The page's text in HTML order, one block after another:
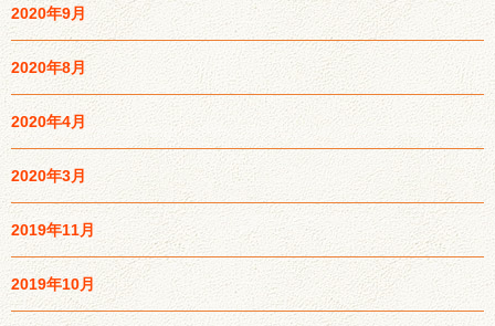
2020年9月
2020年8月
2020年4月
2020年3月
2019年11月
2019年10月